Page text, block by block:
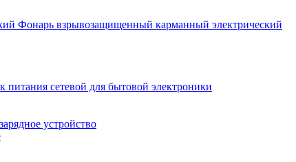
Фонарь взрывозащищенный карманный электрический
питания сетевой для бытовой электроники
устройство